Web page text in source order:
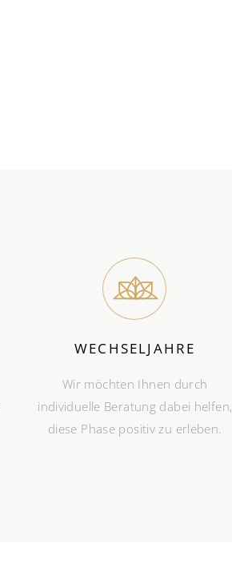
WECHSELJAHRE
Wir möchten Ihnen durch
individuelle Beratung dabei helfen,
diese Phase positiv zu erleben.